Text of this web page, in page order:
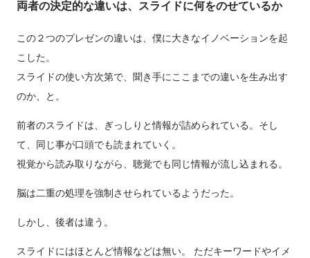
両者の決定的な違いは、スライドに何をのせているか
この２つのプレゼンの違いは、僕に大きなイノベーションを起
こした。
スライドの使い方次第で、聞き手にここまでの違いを生み出す
のか、と。
前者のスライドは、ぎっしりと情報が詰められている。そし
て、同じ事が口頭でも読まれていく。
視覚から読み取りながら、聴覚でも同じ情報が流し込まれる。
脳は二重の処理を強制させられているようだった。
しかし、後者は違う。
スライドにはほとんど情報などは無い。 ただキーワードやイメ